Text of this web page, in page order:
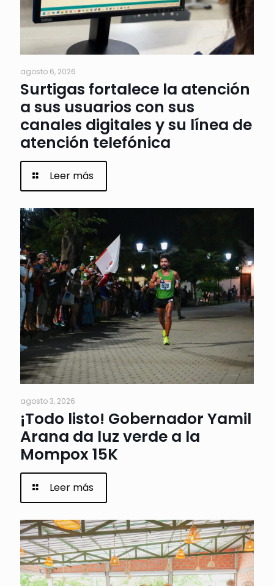
agosto 6, 2026
Surtigas fortalece la atención
a sus usuarios con sus
canales digitales y su línea de
atención telefónica
Leer más
agosto 3, 2026
¡Todo listo! Gobernador Yamil
Arana da luz verde a la
Mompox 15K
Leer más